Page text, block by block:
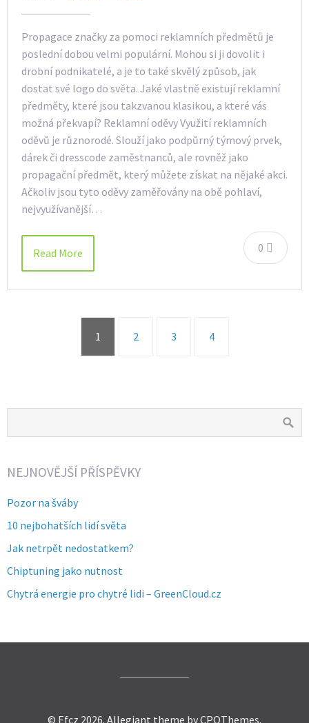
Propagace značky za pomoci reklamních předmětů je
poslední dobou velmi populární. Mohou si ji dovolit i
drobní podnikatelé, a je to také skvělý způsob, jak
dostat své logo do světa. Jaké vlastně existují reklamní
předměty, které jsou takzvanou klasikou, a které vás
možná překvapí? Reklamní oděvy Využití reklamních
oděvů je různorodé. Slouží jako podpůrný týmový prvek,
dárek či dresscode zaměstnanců, ale rovněž jako
propagační předmět, který můžete získat na nějaké akci.
Ačkoliv jsou tyto oděvy zaměřovány na obě pohlaví,
nejvyužívanější…
0
Read More
1 2 3 4
NEJNOVĚJŠÍ PŘÍSPĚVKY
Pozor na šváby
10 nejbohatších lidí světa
Jak netrpět nedostatkem?
Chiptuning jako nutnost
Chytrá energie pro chytré lidi – GreenCloud.cz
© Efcz 2026. Allegiant theme by CPOThemes.